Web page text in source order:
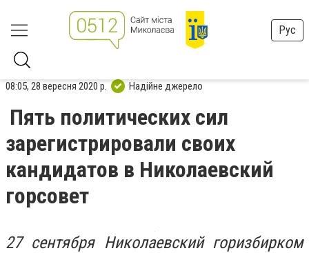
Рус
08:05, 28 вересня 2020 р. Надійне джерело
Пять политических сил
зарегистрировали своих
кандидатов в Николаевский
горсовет
27 сентября Николаевский горизбирком